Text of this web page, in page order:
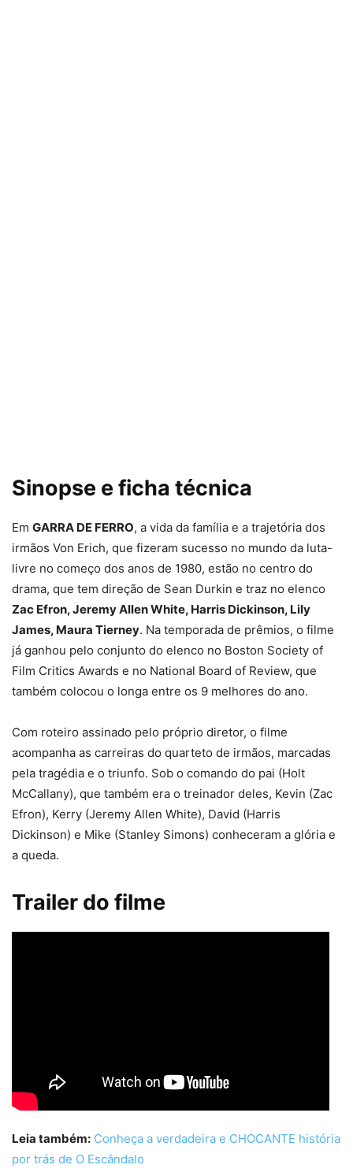
Sinopse e ficha técnica
Em GARRA DE FERRO, a vida da família e a trajetória dos
irmãos Von Erich, que fizeram sucesso no mundo da luta-
livre no começo dos anos de 1980, estão no centro do
drama, que tem direção de Sean Durkin e traz no elenco
Zac Efron, Jeremy Allen White, Harris Dickinson, Lily
James, Maura Tierney. Na temporada de prêmios, o filme
já ganhou pelo conjunto do elenco no Boston Society of
Film Critics Awards e no National Board of Review, que
também colocou o longa entre os 9 melhores do ano.
Com roteiro assinado pelo próprio diretor, o filme
acompanha as carreiras do quarteto de irmãos, marcadas
pela tragédia e o triunfo. Sob o comando do pai (Holt
McCallany), que também era o treinador deles, Kevin (Zac
Efron), Kerry (Jeremy Allen White), David (Harris
Dickinson) e Mike (Stanley Simons) conheceram a glória e
a queda.
Trailer do filme
Leia também: Conheça a verdadeira e CHOCANTE história
por trás de O Escândalo